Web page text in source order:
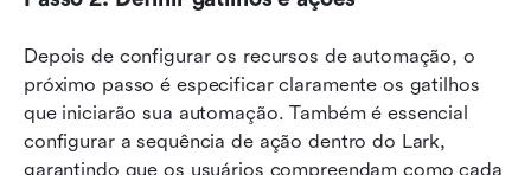
Depois de configurar os recursos de automação, o
próximo passo é especificar claramente os gatilhos
que iniciarão sua automação. Também é essencial
configurar a sequência de ação dentro do Lark,
garantindo que os usuários compreendam como cada